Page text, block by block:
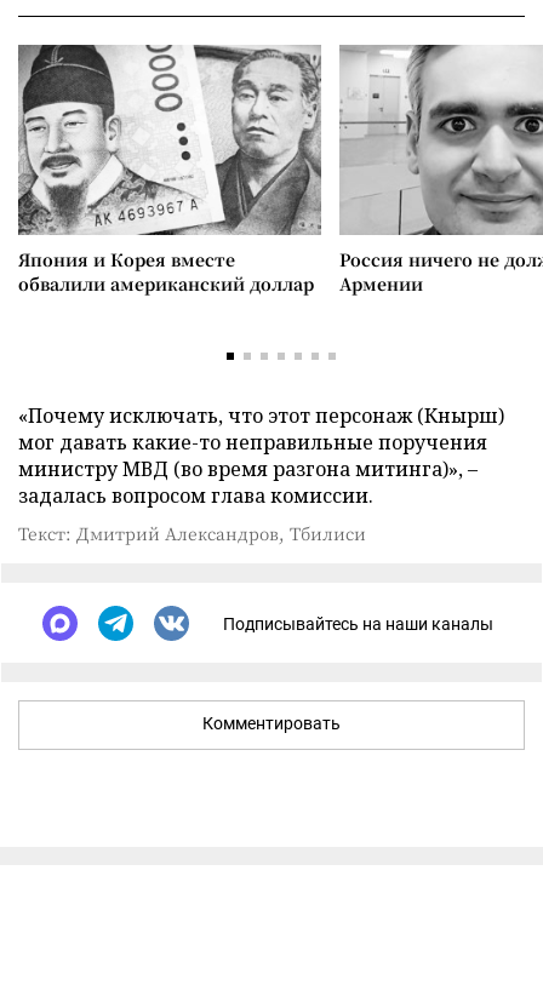
Япония и Корея вместе
обвалили американский доллар
Россия ничего не
Армении
«Почему исключать, что этот персонаж (Кнырш)
мог давать какие-то неправильные поручения
министру МВД (во время разгона митинга)», –
задалась вопросом глава комиссии.
Текст: Дмитрий Александров, Тбилиси
Подписывайтесь на наши каналы
Комментировать